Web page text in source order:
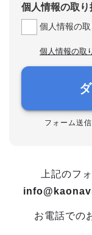
個人情報の取り
個人情報の取
個人情報の取
フォーム送
上記のフ
お電話での